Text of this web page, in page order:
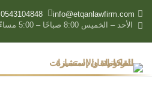
info@etqanlawfirm.com
0543104848
الأحد – الخميس 8:00 صباحًا – 5:00 مساءً